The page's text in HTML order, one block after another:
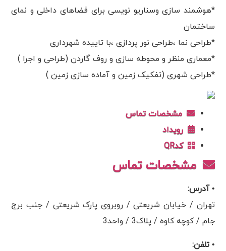
*هوشمند سازی وسناریو نویسی برای فضاهای داخلی و نمای
ساختمان
*طراحی نما ،طراحی نور پردازی ،با تاییده شهرداری
*معماری منظر و محوطه سازی و روف گاردن (طراحی و اجرا )
*طراحی شهری (تفکیک زمین و آماده سازی زمین )
مشخصات تماس
رویداد
کدQR
مشخصات تماس
• آدرس:
تهران / خیابان شریعتی / روبروی پارک شریعتی / جنب برج
جام / کوچه کاوه / پلاک3 / واحد3
• تلفن: